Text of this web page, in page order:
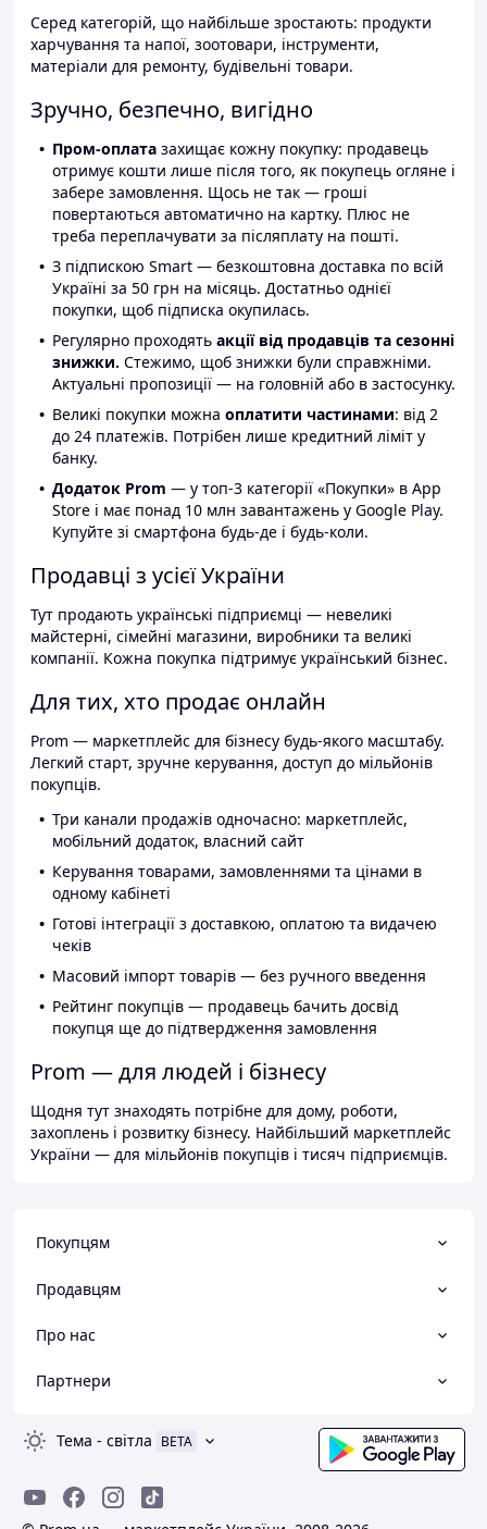
Серед категорій, що найбільше зростають: продукти
харчування та напої, зоотовари, інструменти,
матеріали для ремонту, будівельні товари.
Зручно, безпечно, вигідно
Пром-оплата захищає кожну покупку: продавець
отримує кошти лише після того, як покупець огляне і
забере замовлення. Щось не так — гроші
повертаються автоматично на картку. Плюс не
треба переплачувати за післяплату на пошті.
З підпискою Smart — безкоштовна доставка по всій
Україні за 50 грн на місяць. Достатньо однієї
покупки, щоб підписка окупилась.
Регулярно проходять акції від продавців та сезонні
знижки. Стежимо, щоб знижки були справжніми.
Актуальні пропозиції — на головній або в застосунку.
Великі покупки можна оплатити частинами: від 2
до 24 платежів. Потрібен лише кредитний ліміт у
банку.
Додаток Prom — у топ-3 категорії «Покупки» в App
Store і має понад 10 млн завантажень у Google Play.
Купуйте зі смартфона будь-де і будь-коли.
Продавці з усієї України
Тут продають українські підприємці — невеликі
майстерні, сімейні магазини, виробники та великі
компанії. Кожна покупка підтримує український бізнес.
Для тих, хто продає онлайн
Prom — маркетплейс для бізнесу будь-якого масштабу.
Легкий старт, зручне керування, доступ до мільйонів
покупців.
Три канали продажів одночасно: маркетплейс,
мобільний додаток, власний сайт
Керування товарами, замовленнями та цінами в
одному кабінеті
Готові інтеграції з доставкою, оплатою та видачею
чеків
Масовий імпорт товарів — без ручного введення
Рейтинг покупців — продавець бачить досвід
покупця ще до підтвердження замовлення
Prom — для людей і бізнесу
Щодня тут знаходять потрібне для дому, роботи,
захоплень і розвитку бізнесу. Найбільший маркетплейс
України — для мільйонів покупців і тисяч підприємців.
Покупцям
Продавцям
Про нас
Партнери
Тема - світла BETA